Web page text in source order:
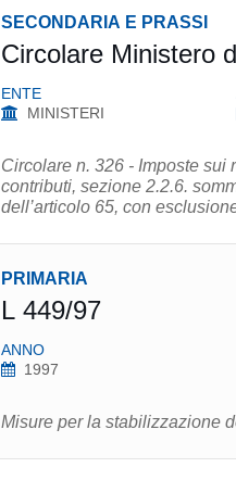
SECONDARIA E PRASSI
Circolare Ministero
ENTE
MINISTERI
Circolare n. 326 - Imposte sui
contributi, sezione 2.2.6.
dell’articolo 65, con
PRIMARIA
L 449/97
ANNO
1997
Misure per la stabilizzazione